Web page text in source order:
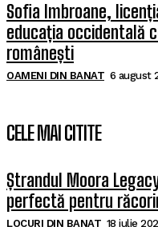
Sofia Imbroane,
educația occidentală
românești
OAMENI DIN BANAT 6 august
CELE MAI CITITE
Ștrandul Moora
perfectă pentru
LOCURI DIN BANAT 18 iulie